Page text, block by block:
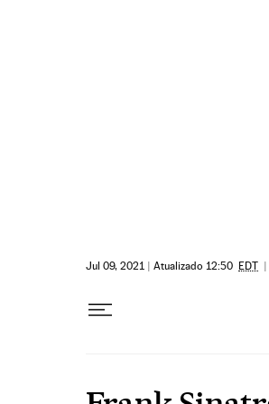
Jul 09, 2021 | Atualizado 12:50 EDT |